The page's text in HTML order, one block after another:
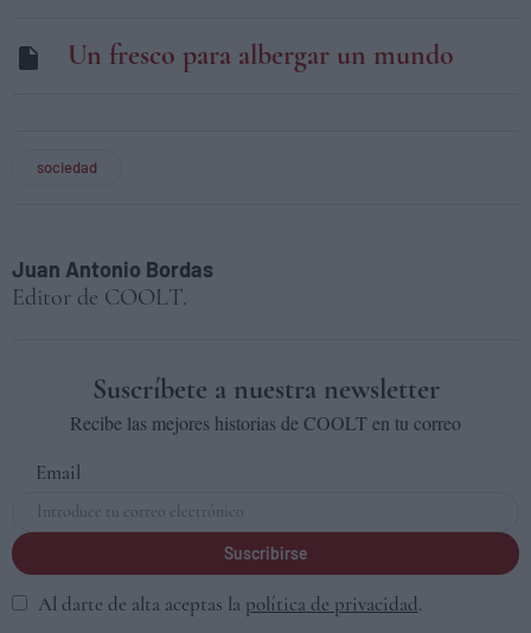
Un fresco para albergar un mundo
sociedad
Juan Antonio Bordas
Editor de COOLT.
Suscríbete a nuestra newsletter
Recibe las mejores historias de COOLT en tu correo
Email
Suscribirse
Al darte de alta aceptas la política de privacidad.